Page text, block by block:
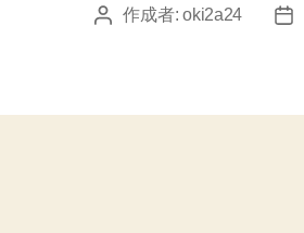
投
作成者:oki2a24
投